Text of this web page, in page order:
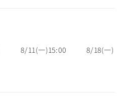
8/11(一)15:00 8/18(一)